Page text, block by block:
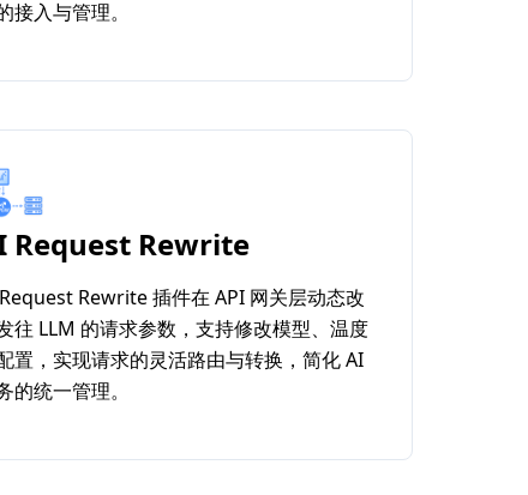
接入与管理。
Request Rewrite
Rewrite 插件在 API 网关层动态改
往 LLM 的请求参数，支持修改模型、温度
置，实现请求的灵活路由与转换，简化 AI
的统一管理。